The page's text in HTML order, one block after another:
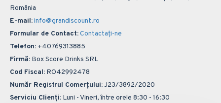
România
E-mail:info@grandiscount.ro
Formular de Contact:Contactați-ne
Telefon: +40769313885
Firmă: Box Score Drinks SRL
Cod Fiscal: RO42992478
Număr Registrul Comerțului:J23/3892/2020
Serviciu Clienți: Luni - Vineri, între orele 8:30 - 16:30